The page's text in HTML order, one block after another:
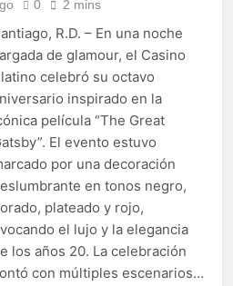
0 2 mins
R.D. – En una noche
de glamour, el Casino
celebró su octavo
inspirado en la
película “The Great
El evento estuvo
por una decoración
en tonos negro,
plateado y rojo,
el lujo y la elegancia
los años 20. La celebración
con múltiples escenarios…